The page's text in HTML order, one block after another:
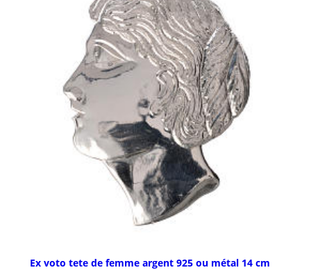
Ex voto tete de femme argent 925 ou métal 14 cm